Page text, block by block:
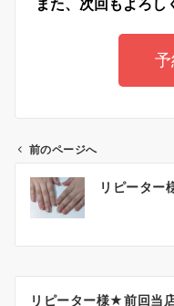
また、次回もよろし
前のページへ
リピーター
リピーター様★前回当